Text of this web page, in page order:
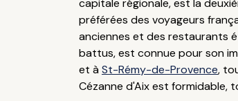
capitale régionale, est la
préférées des voyageurs
anciennes et des restaurants
battus, est connue pour son
et àSt-Rémy-de-Provence,
Cézanne d'Aix est formidable,